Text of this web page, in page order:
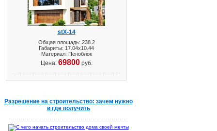
stX-14
Общая площадь: 238.2
Габариты: 17.04х10.44
Материал: Пеноблок
Цена: 69800руб.
Разрешение на строительство: зачем нужно
и где получить